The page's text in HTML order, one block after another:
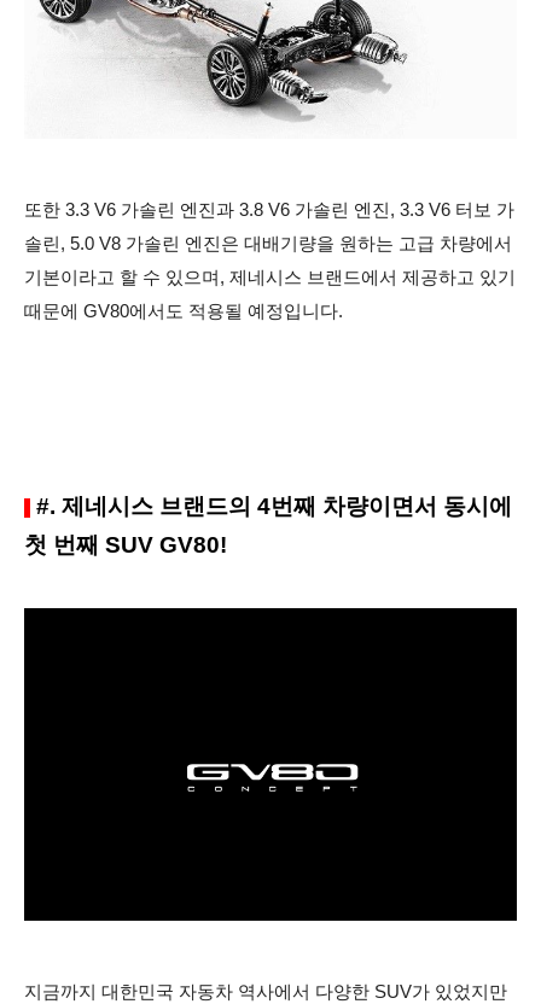
또한 3.3 V6 가솔린 엔진과 3.8 V6 가솔린 엔진, 3.3 V6 터보 가
솔린, 5.0 V8 가솔린 엔진은 대배기량을 원하는 고급 차량에서
기본이라고 할 수 있으며, 제네시스 브랜드에서 제공하고 있기
때문에 GV80에서도 적용될 예정입니다.
#. 제네시스 브랜드의 4번째 차량이면서 동시에
첫 번째 SUV GV80!
​지금까지 대한민국 자동차 역사에서 다양한 SUV가 있었지만